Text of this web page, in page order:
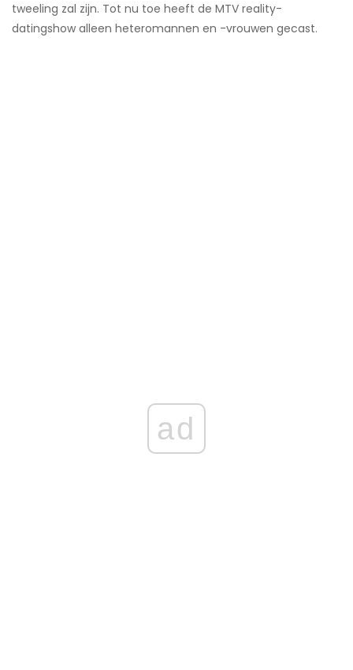
tweeling zal zijn. Tot nu toe heeft de MTV reality-
datingshow alleen heteromannen en -vrouwen gecast.
ad